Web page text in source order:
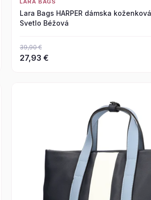
LARA BAGS
Lara Bags HARPER dámska koženková kabelka
Svetlo Béžová
39,90 €
27,93 €